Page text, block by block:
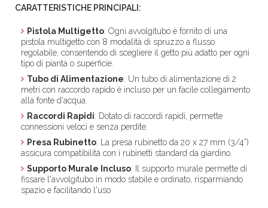
CARATTERISTICHE PRINCIPALI:
Pistola Multigetto: Ogni avvolgitubo è fornito di una
pistola multigetto con 8 modalità di spruzzo a flusso
regolabile, consentendo di scegliere il getto più adatto per ogni
tipo di pianta o superficie.
Tubo di Alimentazione: Un tubo di alimentazione di 2
metri con raccordo rapido è incluso per un facile collegamento
alla fonte d'acqua.
Raccordi Rapidi: Dotato di raccordi rapidi, permette
connessioni veloci e senza perdite.
Presa Rubinetto: La presa rubinetto da 20 x 27 mm (3/4”)
assicura compatibilità con i rubinetti standard da giardino.
Supporto Murale Incluso: Il supporto murale permette di
fissare l'avvolgitubo in modo stabile e ordinato, risparmiando
spazio e facilitando l'uso